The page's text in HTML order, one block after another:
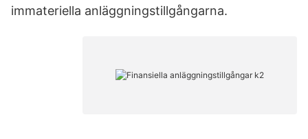
immateriella anläggningstillgångarna.